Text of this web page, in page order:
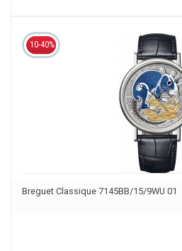
10-40%
Breguet Classique 7145BB/15/9WU 01